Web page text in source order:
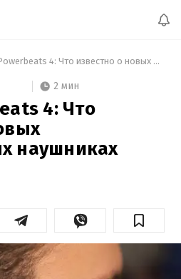
Apple Powerbeats 4: Что известно о новых беспроводных наушниках
2 мин
4: Что
наушниках